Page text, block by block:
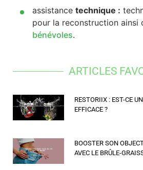
assistance technique :
pour la reconstruction ainsi
bénévoles.
ARTICLES
RESTORIIX : EST-CE
EFFICACE ?
BOOSTER SON
AVEC LE BRÛLE-